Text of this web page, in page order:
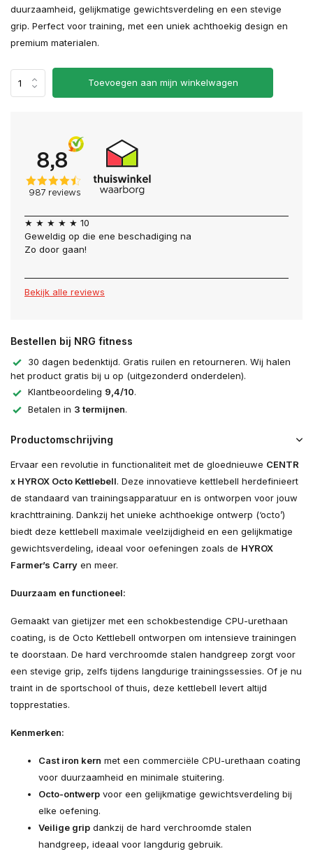
duurzaamheid, gelijkmatige gewichtsverdeling en een stevige
grip. Perfect voor training, met een uniek achthoekig design en
premium materialen.
Toevoegen aan mijn winkelwagen
★ ★ ★ ★ ★ 10
Geweldig op die ene beschadiging na
Zo door gaan!
Bekijk alle reviews
Bestellen bij NRG fitness
30 dagen bedenktijd. Gratis ruilen en retourneren. Wij halen
het product gratis bij u op (uitgezonderd onderdelen).
Klantbeoordeling 9,4/10.
Betalen in 3 termijnen.
Productomschrijving
Ervaar een revolutie in functionaliteit met de gloednieuwe CENTR
x HYROX Octo Kettlebell. Deze innovatieve kettlebell herdefinieert
de standaard van trainingsapparatuur en is ontworpen voor jouw
krachttraining. Dankzij het unieke achthoekige ontwerp (‘octo’)
biedt deze kettlebell maximale veelzijdigheid en een gelijkmatige
gewichtsverdeling, ideaal voor oefeningen zoals de HYROX
Farmer’s Carry en meer.
Duurzaam en functioneel:
Gemaakt van gietijzer met een schokbestendige CPU-urethaan
coating, is de Octo Kettlebell ontworpen om intensieve trainingen
te doorstaan. De hard verchroomde stalen handgreep zorgt voor
een stevige grip, zelfs tijdens langdurige trainingssessies. Of je nu
traint in de sportschool of thuis, deze kettlebell levert altijd
topprestaties.
Kenmerken:
Cast iron kern met een commerciële CPU-urethaan coating
voor duurzaamheid en minimale stuitering.
Octo-ontwerp voor een gelijkmatige gewichtsverdeling bij
elke oefening.
Veilige grip dankzij de hard verchroomde stalen
handgreep, ideaal voor langdurig gebruik.